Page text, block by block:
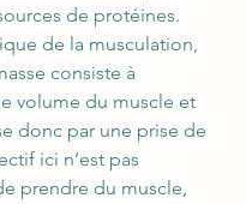
de protéines.
de la musculation,
consiste à
volume du muscle et
donc par une prise de
ici n’est pas
prendre du muscle,